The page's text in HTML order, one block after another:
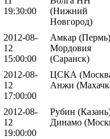
19:30:00
(Нижний
Новгород)
2012-08-
12
15:00:00
Амкар
Мордовия
(Саранск)
2012-08-
12
17:00:00
ЦСКА
Анжи
2012-08-
12
19:00:00
Рубин
Динамо